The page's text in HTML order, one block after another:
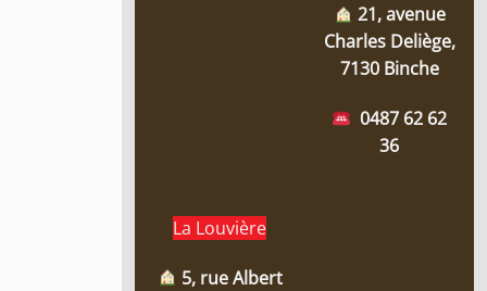
21, avenue
Charles Deliège,
7130 Binche
0487 62 62
36
La Louvière
5, rue Albert